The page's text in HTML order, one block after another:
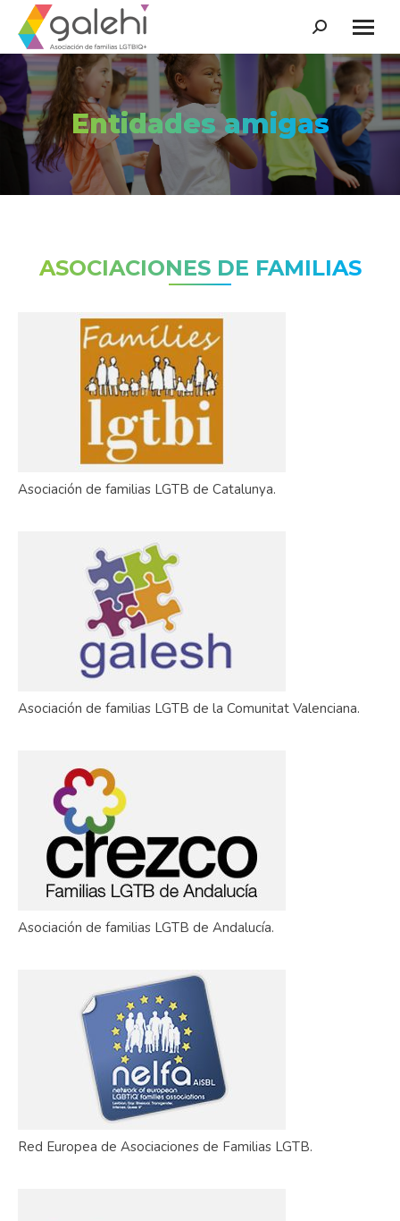
Buscar:
Entidades amigas
Estás aquí:
ASOCIACIONES DE FAMILIAS
Asociación de familias LGTB de Catalunya.
Asociación de familias LGTB de la Comunitat Valenciana.
Asociación de familias LGTB de Andalucía.
Red Europea de Asociaciones de Familias LGTB.